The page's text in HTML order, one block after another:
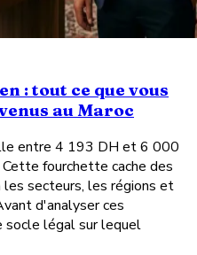
: tout ce que vous
au Maroc
entre 4 193 DH et 6 000
fourchette cache des
secteurs, les régions et
d'analyser ces
socle légal sur lequel